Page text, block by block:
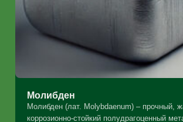
Молибден
Молибден (лат. Molybdaenum) – прочный,
коррозионно-стойкий полудрагоценный